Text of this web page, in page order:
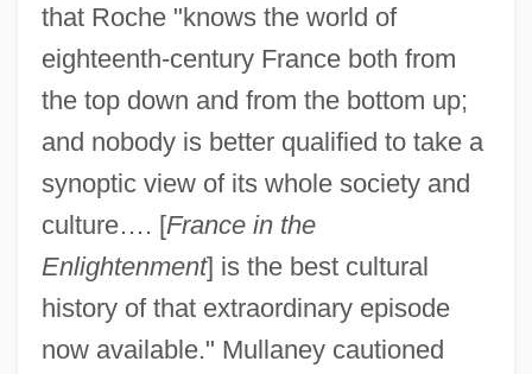
that Roche "knows the world of
eighteenth-century France both from
the top down and from the bottom up;
and nobody is better qualified to take a
synoptic view of its whole society and
culture…. [France in the
Enlightenment] is the best cultural
history of that extraordinary episode
now available." Mullaney cautioned